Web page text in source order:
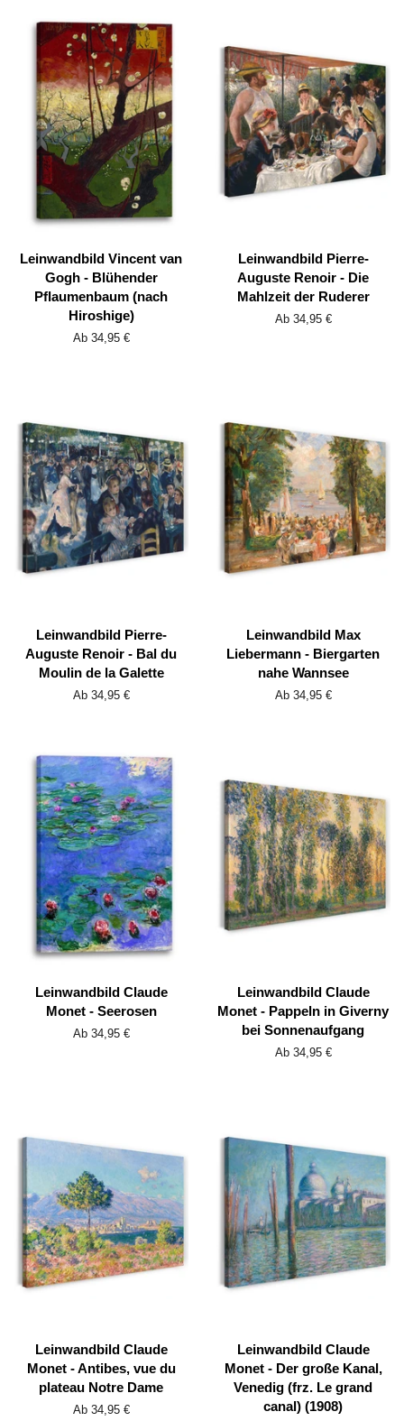
Leinwandbild Vincent van
Gogh - Blühender
Pflaumenbaum (nach
Hiroshige)
Ab 34,95 €
Leinwandbild Pierre-
Auguste Renoir - Die
Mahlzeit der Ruderer
Ab 34,95 €
Leinwandbild Pierre-
Auguste Renoir - Bal du
Moulin de la Galette
Ab 34,95 €
Leinwandbild Max
Liebermann - Biergarten
nahe Wannsee
Ab 34,95 €
Leinwandbild Claude
Monet - Seerosen
Ab 34,95 €
Leinwandbild Claude
Monet - Pappeln in Giverny
bei Sonnenaufgang
Ab 34,95 €
Leinwandbild Claude
Monet - Antibes, vue du
plateau Notre Dame
Ab 34,95 €
Leinwandbild Claude
Monet - Der große Kanal,
Venedig (frz. Le grand
canal) (1908)